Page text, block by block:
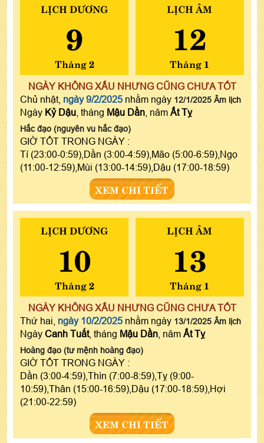
LỊCH DƯƠNG
9
Tháng 2
LỊCH ÂM
12
Tháng 1
NGÀY KHÔNG XẤU NHƯNG CŨNG CHƯA TỐT
Chủ nhật, ngày 9/2/2025 nhằm ngày 12/1/2025 Âm lịch
Ngày Kỷ Dậu , tháng Mậu Dần , năm Ất Tỵ
Hắc đạo (nguyên vu hắc đạo)
GIỜ TỐT TRONG NGÀY :
Tí (23:00-0:59),Dần (3:00-4:59),Mão (5:00-6:59),Ngọ
(11:00-12:59),Mùi (13:00-14:59),Dậu (17:00-18:59)
XEM CHI TIẾT
LỊCH DƯƠNG
10
Tháng 2
LỊCH ÂM
13
Tháng 1
NGÀY KHÔNG XẤU NHƯNG CŨNG CHƯA TỐT
Thứ hai, ngày 10/2/2025 nhằm ngày 13/1/2025 Âm lịch
Ngày Canh Tuất, tháng Mậu Dần , năm Ất Tỵ
Hoàng đạo (tư mệnh hoàng đạo)
GIỜ TỐT TRONG NGÀY :
Dần (3:00-4:59),Thìn (7:00-8:59),Tỵ (9:00-
10:59),Thân (15:00-16:59),Dậu (17:00-18:59),Hợi
(21:00-22:59)
XEM CHI TIẾT